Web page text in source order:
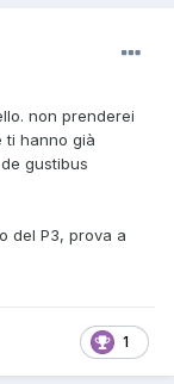
non prenderei
ti hanno già
gustibus
del P3, prova a
1